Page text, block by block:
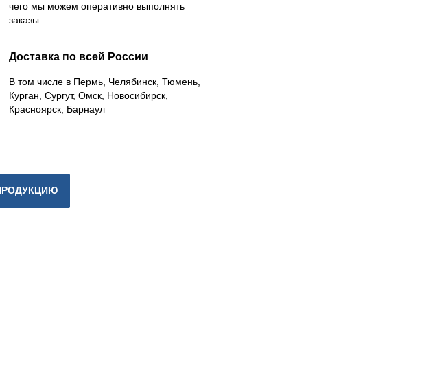
чего мы можем оперативно выполнять
заказы
Доставка по всей России
В том числе в Пермь, Челябинск, Тюмень,
Курган, Сургут, Омск, Новосибирск,
Красноярск, Барнаул